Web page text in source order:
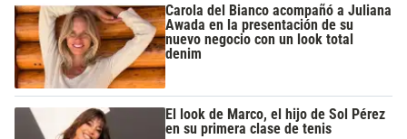
Carola del Bianco acompañó a Juliana
Awada en la presentación de su
nuevo negocio con un look total
denim
El look de Marco, el hijo de Sol Pérez
en su primera clase de tenis